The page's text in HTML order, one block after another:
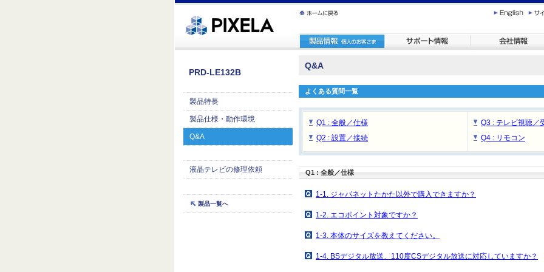
ｸ蜀�ｒ遘ｻ蜍輔☆繧九◆繧√�繝ｪ繝ｳ繧ｯ縺ｧ縺吶�
PRD-LE132B
製品特長
製品仕様・動作環境
Q&A
液晶テレビの修理依頼
製品一覧へ
Q&A
よくある質問一覧
Q1 : 全般／仕様
Q2 : 設置／接続
Q3 : テレビ視聴／
Q4 : リモコン
Q1 : 全般／仕様
1-1. ジャパネットたかた以外で購入できますか？
1-2. エコポイント対象ですか？
1-3. 本体のサイズを教えてください。
1-4. BSデジタル放送、110度CSデジタル放送に対応していますか？